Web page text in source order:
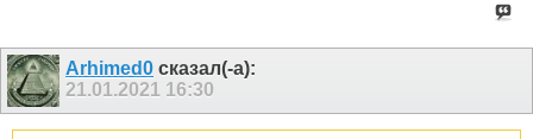
Arhimed0 сказал(-а):
21.01.2021 16:30